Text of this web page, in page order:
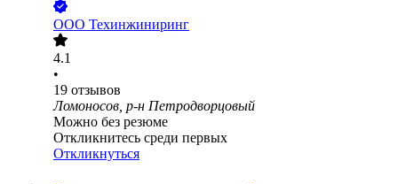
ООО Техинжиниринг
4.1
•
19 отзывов
Ломоносов, р-н Петродворцовый
Можно без резюме
Откликнитесь среди первых
Откликнуться